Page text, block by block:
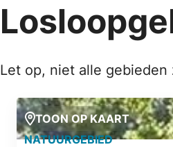
Let op, niet alle
TOON OP KAART
NATUURGEBIED